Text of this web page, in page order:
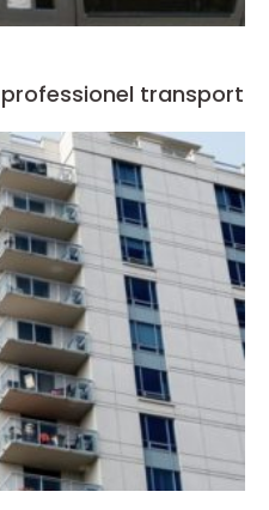
transport